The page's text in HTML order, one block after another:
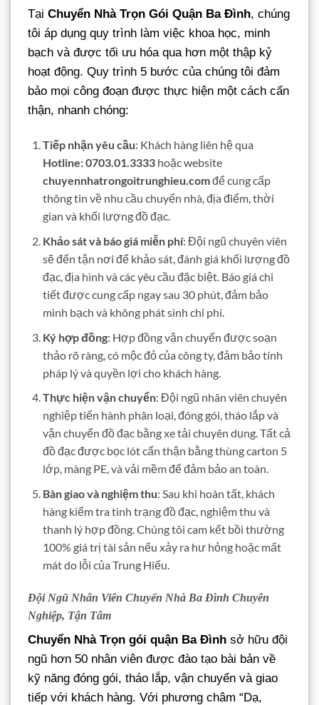
Tại Chuyển Nhà Trọn Gói Quận Ba Đình, chúng
tôi áp dụng quy trình làm việc khoa học, minh
bạch và được tối ưu hóa qua hơn một thập kỷ
hoạt động. Quy trình 5 bước của chúng tôi đảm
bảo mọi công đoạn được thực hiện một cách cẩn
thận, nhanh chóng:
Tiếp nhận yêu cầu: Khách hàng liên hệ qua
Hotline: 0703.01.3333hoặc website
chuyennhatrongoitrunghieu.comđể cung cấp
thông tin về nhu cầu chuyển nhà, địa điểm, thời
gian và khối lượng đồ đạc.
Khảo sát và báo giá miễn phí: Đội ngũ chuyên viên
sẽ đến tận nơi để khảo sát, đánh giá khối lượng đồ
đạc, địa hình và các yêu cầu đặc biệt. Báo giá chi
tiết được cung cấp ngay sau 30 phút, đảm bảo
minh bạch và không phát sinh chi phí.
Ký hợp đồng: Hợp đồng vận chuyển được soạn
thảo rõ ràng, có mộc đỏ của công ty, đảm bảo tính
pháp lý và quyền lợi cho khách hàng.
Thực hiện vận chuyển: Đội ngũ nhân viên chuyên
nghiệp tiến hành phân loại, đóng gói, tháo lắp và
vận chuyển đồ đạc bằng xe tải chuyên dụng. Tất cả
đồ đạc được bọc lót cẩn thận bằng thùng carton 5
lớp, màng PE, và vải mềm để đảm bảo an toàn.
Bàn giao và nghiệm thu: Sau khi hoàn tất, khách
hàng kiểm tra tình trạng đồ đạc, nghiệm thu và
thanh lý hợp đồng. Chúng tôi cam kết bồi thường
100% giá trị tài sản nếu xảy ra hư hỏng hoặc mất
mát do lỗi của Trung Hiếu.
Đội Ngũ Nhân Viên Chuyển Nhà Ba Đình Chuyên
Nghiệp, Tận Tâm
Chuyển Nhà Trọn gói quận Ba Đình sở hữu đội
ngũ hơn 50 nhân viên được đào tạo bài bản về
kỹ năng đóng gói, tháo lắp, vận chuyển và giao
tiếp với khách hàng. Với phương châm “Dạ,